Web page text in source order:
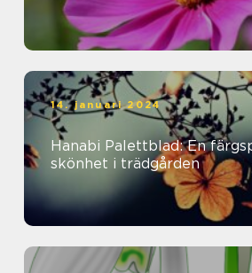
14. januari 2024
Hanabi Palettblad: En
skönhet i trädgården